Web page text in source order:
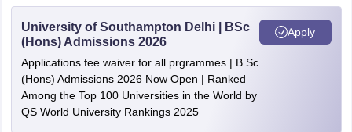
University of Southampton Delhi | BSc
(Hons) Admissions 2026
Applications fee waiver for all prgrammes | B.Sc
(Hons) Admissions 2026 Now Open | Ranked
Among the Top 100 Universities in the World by
QS World University Rankings 2025
Apply